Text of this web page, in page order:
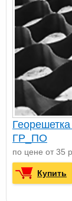
ГР_ПО
по цене от 35
Купить